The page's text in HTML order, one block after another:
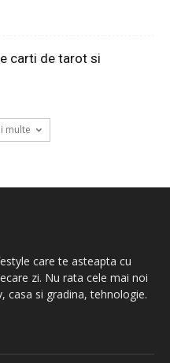
carti de tarot si
multe
care te asteapta cu
zi. Nu rata cele mai noi
casa si gradina, tehnologie.